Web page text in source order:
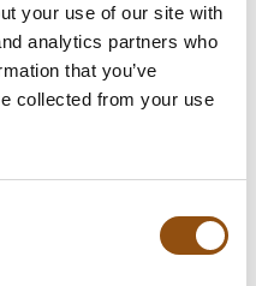
your use of our site with
analytics partners who
that you’ve
collected from your use
winkelwagentje
mogelijke hercalculaties in